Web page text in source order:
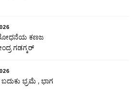
ಕಣಜ
ಗಡಗ್ಕರ್
ಭ್ರಮೆ , ಭಾಗ